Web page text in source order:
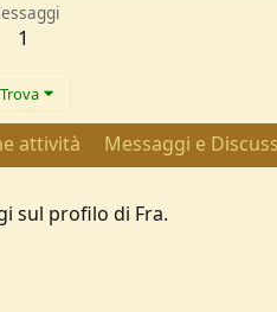
1
Trova
attività Messaggi e
sul profilo di Fra.